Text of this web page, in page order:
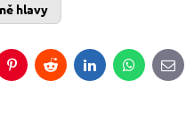
hlavy
PinterestRedditLinkedInWhatsApp
E-
mail